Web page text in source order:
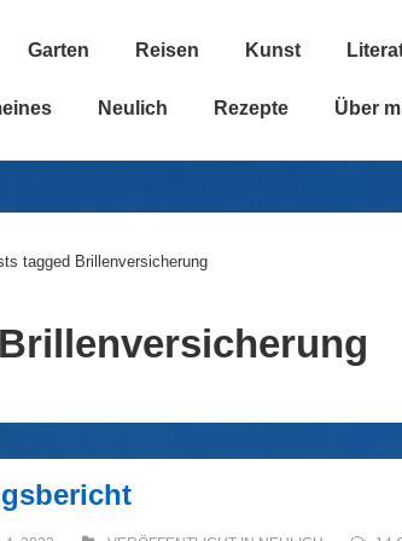
Garten Reisen Kunst
Neulich Rezepte Über
tagged Brillenversicherung
Brillenversicherung